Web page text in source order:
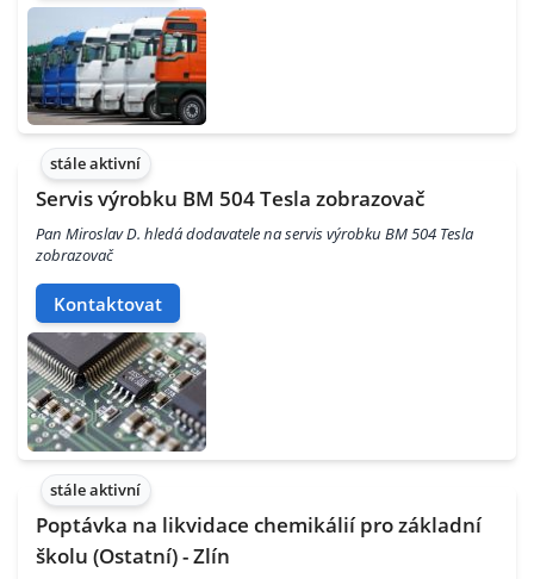
stále aktivní
Servis výrobku BM 504 Tesla zobrazovač
Pan Miroslav D. hledá dodavatele na servis výrobku BM 504 Tesla
zobrazovač
Kontaktovat
stále aktivní
Poptávka na likvidace chemikálií pro základní
školu (Ostatní) - Zlín